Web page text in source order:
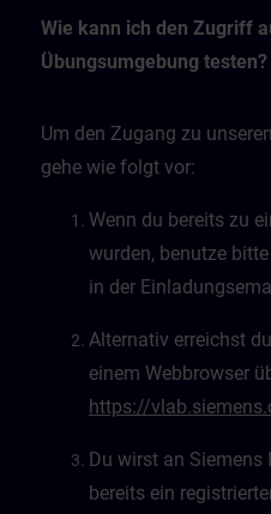
Wie kann ich den Zugriff
Übungsumgebung testen?
Um den Zugang zu
gehe wie folgt vor:
Wenn du bereits zu
wurden, benutze
in der
Alternativ erreichst
einem Webbrowser
https://
Du wirst an Siemens
bereits ein